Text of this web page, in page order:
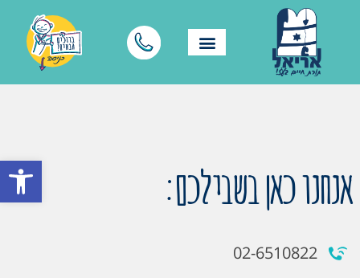
פתח אנחנו כאן בשבילכם:
02-6510822